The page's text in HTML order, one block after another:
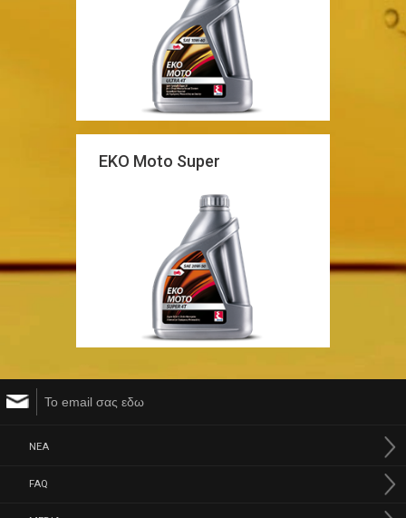
EKO Moto Super